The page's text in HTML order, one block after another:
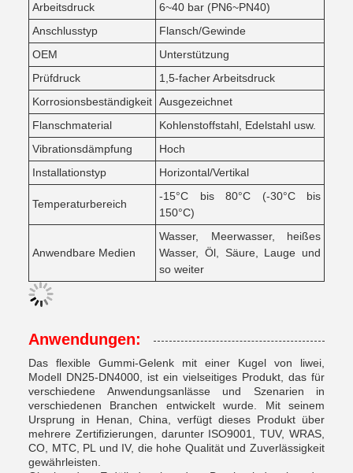
Arbeitsdruck
6~40 bar (PN6~PN40)
Anschlusstyp
Flansch/Gewinde
OEM
Unterstützung
Prüfdruck
1,5-facher Arbeitsdruck
Korrosionsbeständigkeit Ausgezeichnet
Flanschmaterial
Kohlenstoffstahl, Edelstahl usw.
Vibrationsdämpfung
Hoch
Installationstyp
Horizontal/Vertikal
Temperaturbereich
-15°C bis 80°C (-30°C bis
150°C)
Anwendbare Medien
Wasser, Meerwasser, heißes
Wasser, Öl, Säure, Lauge und
so weiter
Anwendungen:
Das flexible Gummi-Gelenk mit einer Kugel von liwei,
Modell DN25-DN4000, ist ein vielseitiges Produkt, das für
verschiedene Anwendungsanlässe und Szenarien in
verschiedenen Branchen entwickelt wurde. Mit seinem
Ursprung in Henan, China, verfügt dieses Produkt über
mehrere Zertifizierungen, darunter ISO9001, TUV, WRAS,
CO, MTC, PL und IV, die hohe Qualität und Zuverlässigkeit
gewährleisten.